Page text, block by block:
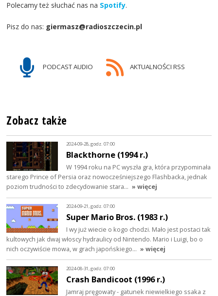
Polecamy też słuchać nas na Spotify.
Pisz do nas: giermasz@radioszczecin.pl
PODCAST AUDIO AKTUALNOŚCI RSS
Zobacz także
2024-09-28, godz. 07:00
Blackthorne (1994 r.)
W 1994 roku na PC wyszła gra, która przypominała
starego Prince of Persia oraz nowocześniejszego Flashbacka, jednak
poziom trudności to zdecydowanie stara… » więcej
2024-09-21, godz. 07:00
Super Mario Bros. (1983 r.)
I wy już wiecie o kogo chodzi. Mało jest postaci tak
kultowych jak dwaj włoscy hydraulicy od Nintendo. Mario i Luigi, bo o
nich oczywiście mowa, w grach japońskiego… » więcej
2024-08-31, godz. 07:00
Crash Bandicoot (1996 r.)
Jamraj pręgowaty - gatunek niewielkiego ssaka z